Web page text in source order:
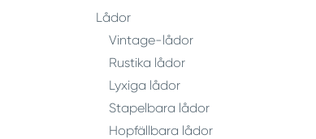
Lådor
Vintage-lådor
Rustika lådor
Lyxiga lådor
Stapelbara lådor
Hopfällbara lådor